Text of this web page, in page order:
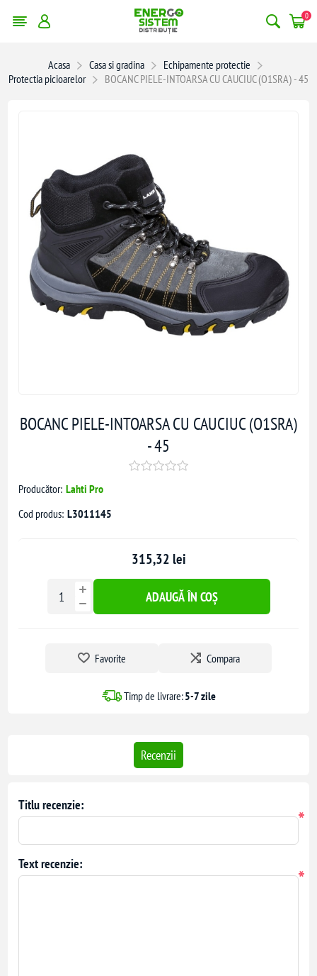
0
Acasa Casa si gradina
Echipamente protectie
Protectia picioarelor
BOCANC PIELE-INTOARSA CU CAUCIUC (O1SRA) - 45
BOCANC PIELE-INTOARSA CU CAUCIUC (O1SRA)
- 45
Producător: Lahti Pro
Cod produs: L3011145
315,32 lei
ADAUGĂ ÎN COȘ
Favorite Compara
Timp de livrare:5-7 zile
Recenzii
Titlu recenzie:
*
Text recenzie:
*